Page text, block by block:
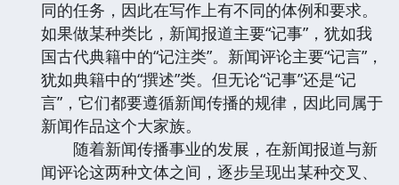
同的任务，因此在写作上有不同的体例和要求。
如果做某种类比，新闻报道主要“记事”，犹如我
国古代典籍中的“记注类”。新闻评论主要“记言”，
犹如典籍中的“撰述”类。但无论“记事”还是“记
言”，它们都要遵循新闻传播的规律，因此同属于
新闻作品这个大家族。
随着新闻传播事业的发展，在新闻报道与新
闻评论这两种文体之间，逐步呈现出某种交叉、